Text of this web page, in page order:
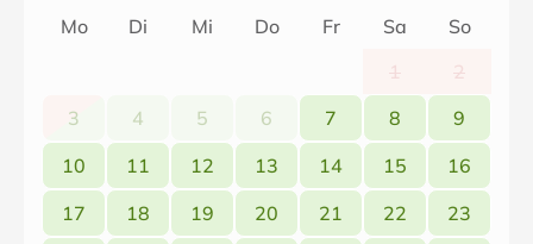
Mo Di Mi Do Fr Sa
So
1
2
3
4 5 6 7 8
9
10
11 12 13 14 15
16
17
18 19 20 21 22
23